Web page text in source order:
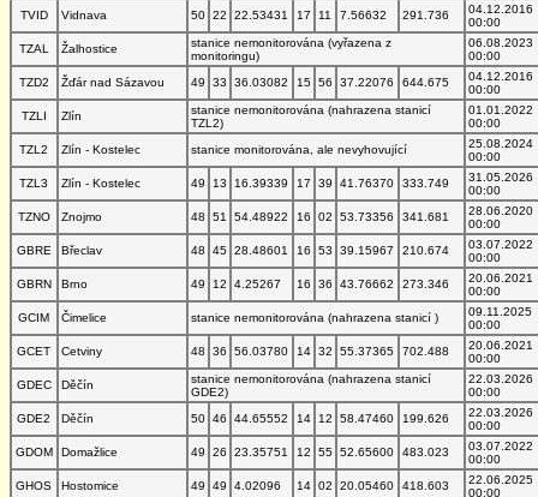
TVID
Vidnava 50 22 22.53431 17 11 7.56632 291.736
04.12.2016
00:00
TZAL
Žalhostice
stanice nemonitorována (vyřazena z
monitoringu)
06.08.2023
00:00
TZD2
Žďár nad Sázavou 49 33 36.03082 15 56 37.22076 644.675
04.12.2016
00:00
TZLI
Zlín
stanice nemonitorována (nahrazena stanicí
TZL2)
01.01.2022
00:00
TZL2
Zlín - Kostelec stanice monitorována, ale nevyhovující
25.08.2024
00:00
TZL3
Zlín - Kostelec 49 13 16.39339 17 39 41.76370 333.749
31.05.2026
00:00
TZNO
Znojmo 48 51 54.48922 16 02 53.73356 341.681
28.06.2020
00:00
GBRE
Břeclav 48 45 28.48601 16 53 39.15967 210.674
03.07.2022
00:00
GBRN
Brno 49 12 4.25267 16 36 43.76662 273.346
20.06.2021
00:00
GCIM
Čimelice stanice nemonitorována (nahrazena stanicí )
09.11.2025
00:00
GCET
Cetviny 48 36 56.03780 14 32 55.37365 702.488
20.06.2021
00:00
GDEC
Děčín
stanice nemonitorována (nahrazena stanicí
GDE2)
22.03.2026
00:00
GDE2
Děčín 50 46 44.65552 14 12 58.47460 199.626
22.03.2026
00:00
GDOM
Domažlice 49 26 23.35751 12 55 52.65600 483.023
03.07.2022
00:00
GHOS
Hostomice 49 49 4.02096 14 02 20.05460 418.603
22.06.2025
00:00